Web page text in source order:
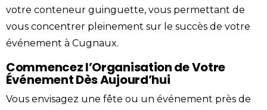
votre conteneur guinguette, vous permettant de
vous concentrer pleinement sur le succès de votre
événement à Cugnaux.
Commencez l’Organisation de Votre
Événement Dès Aujourd’hui
Vous envisagez une fête ou un événement près de